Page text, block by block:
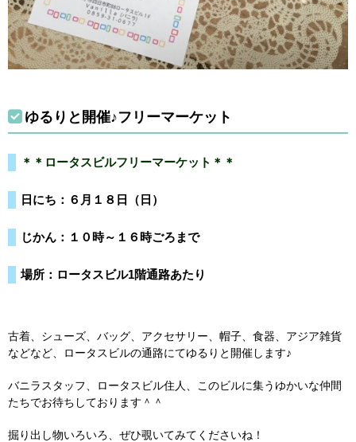
ゆるりと開催♪フリーマーケット
＊＊ロータスビルフリーマーケット＊＊
日にち：６月１８日（日）
じかん：１０時～１６時ごろまで
場所：ロータスビル1階通路あたり
古着、シューズ、バッグ、アクセサリー、帽子、食器、アジア雑貨
などなど、ロータスビルの通路にてゆるりと開催します♪
バニラスタッフ、ロータスビル住人、このビルに集うゆかいな仲間
たちでお待ちしております＾＾
掘り出し物いろいろ、ぜひ覗いてみてくださいね！